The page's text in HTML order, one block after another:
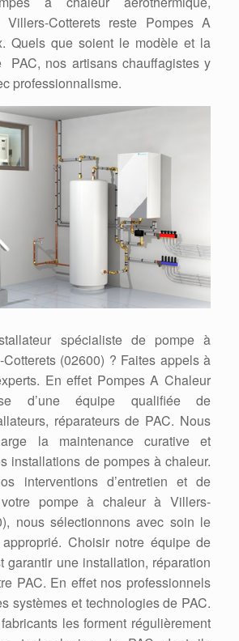
Villers-Cotterets reste Pompes A
Quels que soient le modèle et la
PAC, nos artisans chauffagistes y
professionnalisme.
spécialiste de pompe à
(02600) ? Faites appels à
En effet Pompes A Chaleur
d’une équipe qualifiée de
réparateurs de PAC. Nous
la maintenance curative et
installations de pompes à chaleur.
interventions d’entretien et de
pompe à chaleur à Villers-
nous sélectionnons avec soin le
Choisir notre équipe de
garantir une installation, réparation
PAC. En effet nos professionnels
systèmes et technologies de PAC.
les forment régulièrement